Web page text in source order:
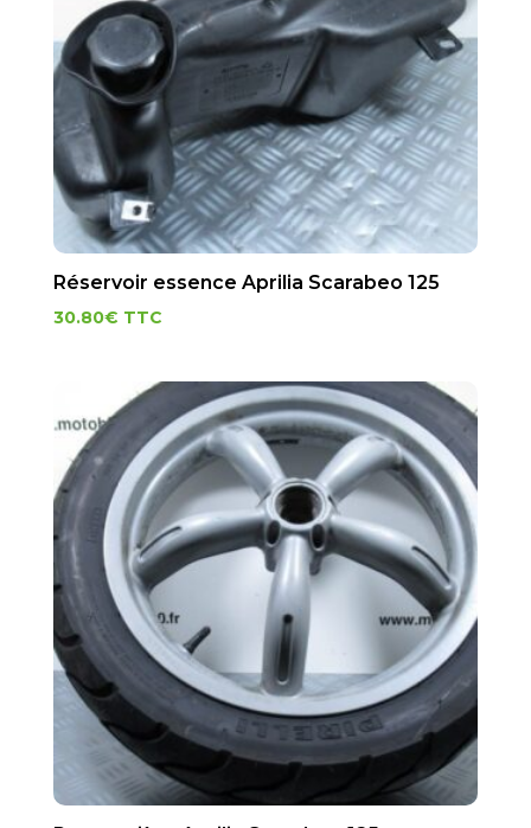
Réservoir essence Aprilia Scarabeo 125
30.80€ TTC